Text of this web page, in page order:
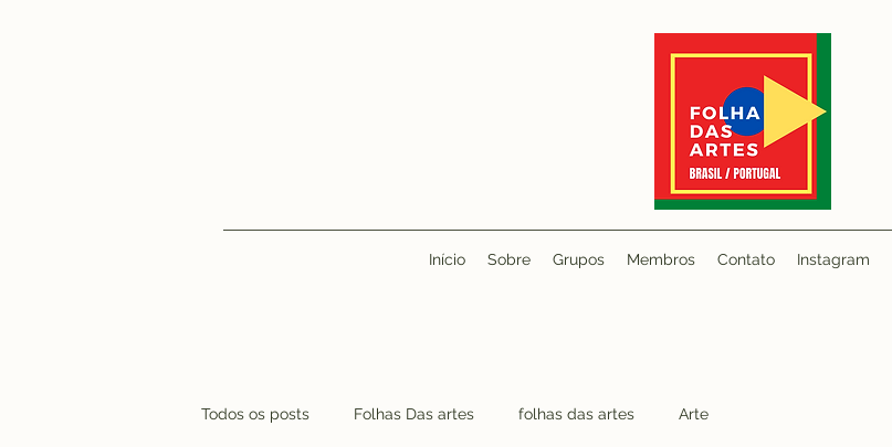
Início Sobre Grupos Membros Contato Instagram
Todos os posts Folhas Das artes folhas das artes Arte